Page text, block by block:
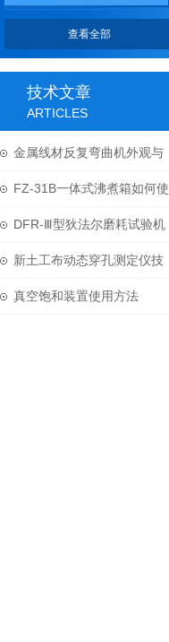
查看全部
技术文章
ARTICLES
金属线材反复弯曲机外观与
结构
FZ-31B一体式沸煮箱如何使
用与维护？
DFR-Ⅲ型狄法尔磨耗试验机
技术参数
新土工布动态穿孔测定仪技
术参数
真空饱和装置使用方法